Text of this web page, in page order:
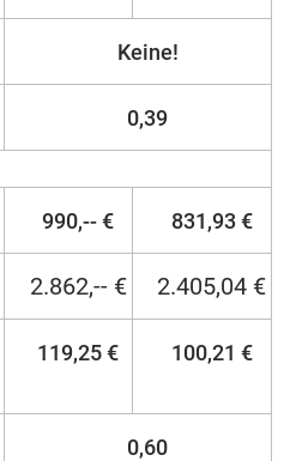
Keine!
0,39
990,-- € 831,93 €
2.862,-- € 2.405,04 €
119,25 € 100,21 €
0,60